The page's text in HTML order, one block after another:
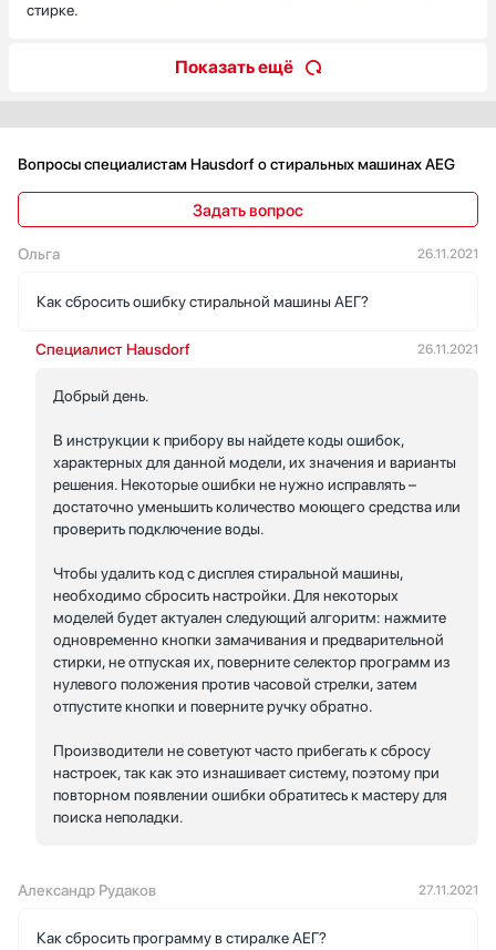
стирке.
Показать ещё
Вопросы специалистам Hausdorf о стиральных машинах AEG
Задать вопрос
Ольга 26.11.2021
Как сбросить ошибку стиральной машины АЕГ?
Специалист Hausdorf 26.11.2021
Добрый день.
В инструкции к прибору вы найдете коды ошибок,
характерных для данной модели, их значения и варианты
решения. Некоторые ошибки не нужно исправлять –
достаточно уменьшить количество моющего средства или
проверить подключение воды.
Чтобы удалить код с дисплея стиральной машины,
необходимо сбросить настройки. Для некоторых
моделей будет актуален следующий алгоритм: нажмите
одновременно кнопки замачивания и предварительной
стирки, не отпуская их, поверните селектор программ из
нулевого положения против часовой стрелки, затем
отпустите кнопки и поверните ручку обратно.
Производители не советуют часто прибегать к сбросу
настроек, так как это изнашивает систему, поэтому при
повторном появлении ошибки обратитесь к мастеру для
поиска неполадки.
Александр Рудаков 27.11.2021
Как сбросить программу в стиралке АЕГ?